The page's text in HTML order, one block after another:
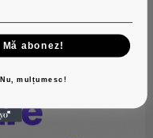
Mă abonez!
Nu, mulțumesc!